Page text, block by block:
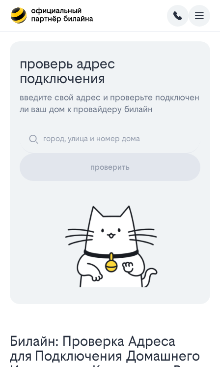
проверь адрес
подключения
введите свой адрес и проверьте подключен
ли ваш дом к провайдеру билайн
проверить
Билайн: Проверка Адреса
для Подключения Домашнего